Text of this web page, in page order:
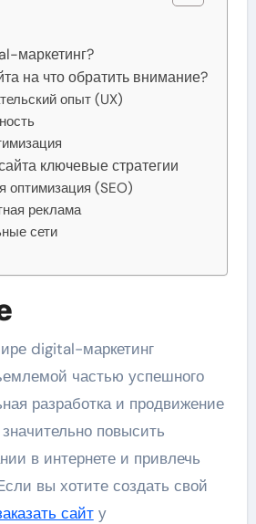
маркетинг?
на что обратить внимание?
опыт (UX)
ключевые стратегии
оптимизация (SEO)
реклама
сети
частью успешного
разработка и продвижение
повысить
в интернете и привлечь
вы хотите создать свой
сайту